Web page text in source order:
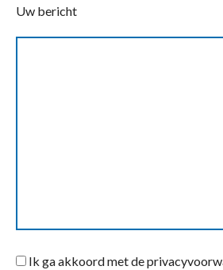
Uw bericht
Ik ga akkoord met de